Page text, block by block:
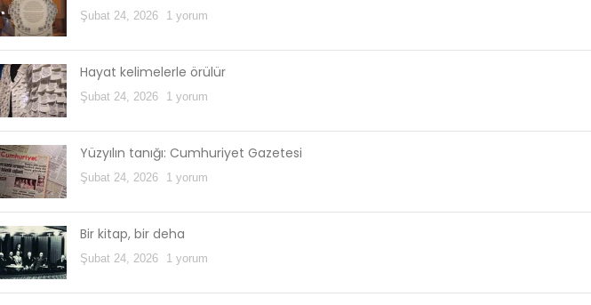
Şubat 24, 2026 1 yorum
Hayat kelimelerle örülür
Şubat 24, 2026 1 yorum
Yüzyılın tanığı: Cumhuriyet Gazetesi
Şubat 24, 2026 1 yorum
Bir kitap, bir deha
Şubat 24, 2026 1 yorum